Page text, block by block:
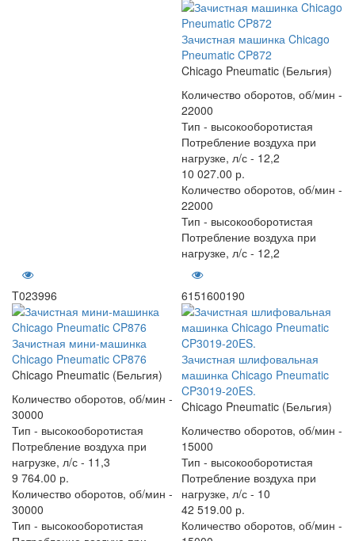
Зачистная машинка Chicago
Pneumatic CP872
Chicago Pneumatic (Бельгия)
Количество оборотов, об/мин -
22000
Тип - высокооборотистая
Потребление воздуха при
нагрузке, л/с - 12,2
10 027.00 р.
Количество оборотов, об/мин -
22000
Тип - высокооборотистая
Потребление воздуха при
нагрузке, л/с - 12,2
T023996
Зачистная мини-машинка
Chicago Pneumatic CP876
Chicago Pneumatic (Бельгия)
Количество оборотов, об/мин -
30000
Тип - высокооборотистая
Потребление воздуха при
нагрузке, л/с - 11,3
9 764.00 р.
Количество оборотов, об/мин -
30000
Тип - высокооборотистая
6151600190
Зачистная шлифовальная
машинка Chicago Pneumatic
CP3019-20ES.
Chicago Pneumatic (Бельгия)
Количество оборотов, об/мин -
15000
Тип - высокооборотистая
Потребление воздуха при
нагрузке, л/с - 10
42 519.00 р.
Количество оборотов, об/мин -